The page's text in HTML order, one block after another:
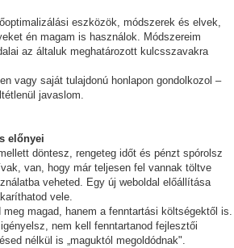
eszközök, módszerek és elvek,
én magam is használok. Módszereim
az általuk meghatározott kulcsszavakra
vagy saját tulajdonú honlapon gondolkozol –
javaslom.
előnyei
döntesz, rengeteg időt és pénzt spórolsz
van, hogy már teljesen fel vannak töltve
veheted. Egy új weboldal előállítása
vele.
magad, hanem a fenntartási költségektől is.
nem kell fenntartanod fejlesztői
nélkül is „maguktól megoldódnak".